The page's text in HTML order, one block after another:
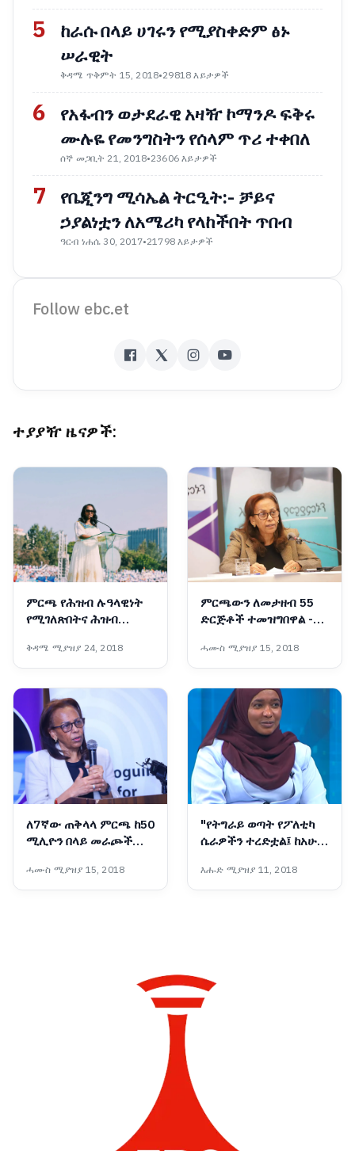
5
ከራሱ በላይ ሀገሩን የሚያስቀድም ፅኑ
ሠራዊት
ቅዳሜ ጥቅምት 15, 2018•29818 እይታዎች
6
የአፋብን ወታደራዊ አዛዥ ኮማንዶ ፍቅሩ
ሙሉዬ የመንግስትን የሰላም ጥሪ ተቀበለ
ሰኞ መጋቢት 21, 2018•23606 እይታዎች
7
የቤጂንግ ሚሳኤል ትርዒት:- ቻይና
ኃያልነቷን ለአሜሪካ የላከችበት ጥበብ
ዓርብ ነሐሴ 30, 2017•21798 እይታዎች
Follow ebc.et
ተያያዥ ዜናዎች:
ምርጫ የሕዝብ ሉዓላዊነት
የሚገለጽበትና ሕዝብ
የሚመሠርትበትም ሂደት
ነው፡- ከንቲባ አዳነች አቤቤ
ቅዳሜ ሚያዝያ 24, 2018
ምርጫውን ለመታዘብ 55
ድርጅቶች ተመዝግበዋል -
ሓሙስ ሚያዝያ 15, 2018
ለ7ኛው ጠቅላላ ምርጫ ከ50
ሚሊዮን በላይ መራጮች
ምርጫ ቦርድ
ሓሙስ ሚያዝያ 15, 2018
"የትግራይ ወጣት የፖለቲካ
ሴራዎችን ተረድቷል፤ ከአሁን
አይሆንም"፦ የቀድሞዋ አፈ-
ጉባኤ ኬሪያ ኢብራሂም
እሑድ ሚያዝያ 11, 2018